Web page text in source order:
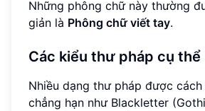
Những phông chữ này thường
giản là Phông chữ viết tay.
Các kiểu thư pháp cụ thể
Nhiều dạng thư pháp được
chẳng hạn như Blackletter